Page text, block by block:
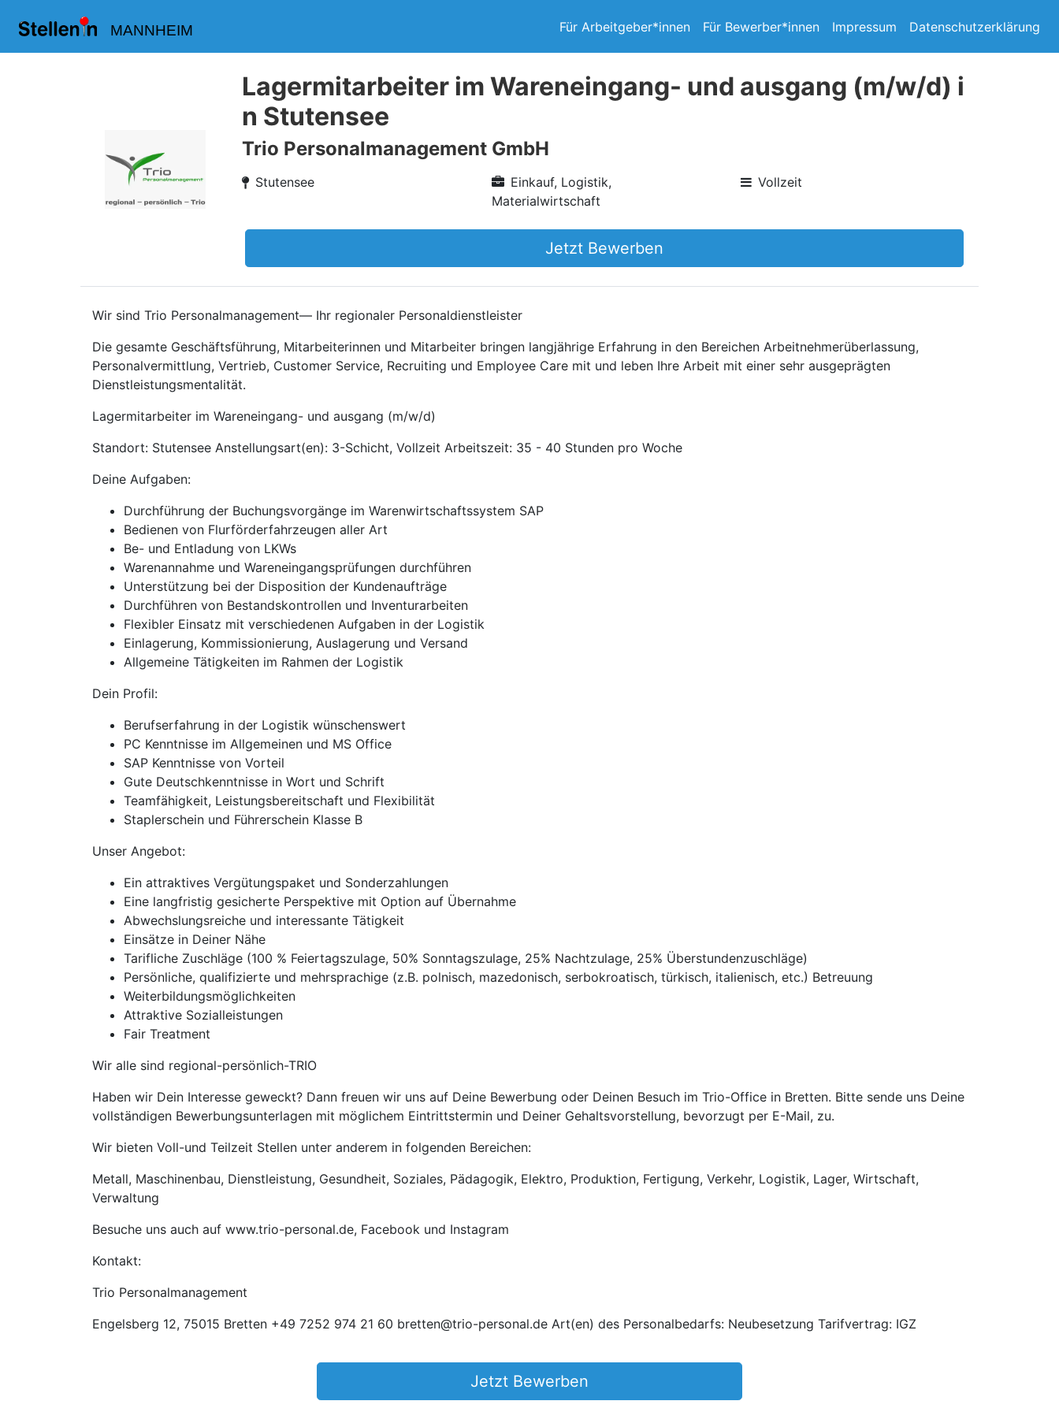
MANNHEIM Für Arbeitgeber*innen Für Bewerber*innen Impressum Datenschutzerklärung
Lagermitarbeiter im Wareneingang- und ausgang (m/w/d) i
n Stutensee
Trio Personalmanagement GmbH
Stutensee
Einkauf, Logistik,
Materialwirtschaft
Vollzeit
Jetzt Bewerben
Wir sind Trio Personalmanagement— Ihr regionaler Personaldienstleister
Die gesamte Geschäftsführung, Mitarbeiterinnen und Mitarbeiter bringen langjährige Erfahrung in den Bereichen Arbeitnehmerüberlassung,
Personalvermittlung, Vertrieb, Customer Service, Recruiting und Employee Care mit und leben Ihre Arbeit mit einer sehr ausgeprägten
Dienstleistungsmentalität.
Lagermitarbeiter im Wareneingang- und ausgang (m/w/d)
Standort: Stutensee Anstellungsart(en): 3-Schicht, Vollzeit Arbeitszeit: 35 - 40 Stunden pro Woche
Deine Aufgaben:
Durchführung der Buchungsvorgänge im Warenwirtschaftssystem SAP
Bedienen von Flurförderfahrzeugen aller Art
Be- und Entladung von LKWs
Warenannahme und Wareneingangsprüfungen durchführen
Unterstützung bei der Disposition der Kundenaufträge
Durchführen von Bestandskontrollen und Inventurarbeiten
Flexibler Einsatz mit verschiedenen Aufgaben in der Logistik
Einlagerung, Kommissionierung, Auslagerung und Versand
Allgemeine Tätigkeiten im Rahmen der Logistik
Dein Profil:
Berufserfahrung in der Logistik wünschenswert
PC Kenntnisse im Allgemeinen und MS Office
SAP Kenntnisse von Vorteil
Gute Deutschkenntnisse in Wort und Schrift
Teamfähigkeit, Leistungsbereitschaft und Flexibilität
Staplerschein und Führerschein Klasse B
Unser Angebot:
Ein attraktives Vergütungspaket und Sonderzahlungen
Eine langfristig gesicherte Perspektive mit Option auf Übernahme
Abwechslungsreiche und interessante Tätigkeit
Einsätze in Deiner Nähe
Tarifliche Zuschläge (100 % Feiertagszulage, 50% Sonntagszulage, 25% Nachtzulage, 25% Überstundenzuschläge)
Persönliche, qualifizierte und mehrsprachige (z.B. polnisch, mazedonisch, serbokroatisch, türkisch, italienisch, etc.) Betreuung
Weiterbildungsmöglichkeiten
Attraktive Sozialleistungen
Fair Treatment
Wir alle sind regional-persönlich-TRIO
Haben wir Dein Interesse geweckt? Dann freuen wir uns auf Deine Bewerbung oder Deinen Besuch im Trio-Office in Bretten. Bitte sende uns Deine
vollständigen Bewerbungsunterlagen mit möglichem Eintrittstermin und Deiner Gehaltsvorstellung, bevorzugt per E-Mail, zu.
Wir bieten Voll-und Teilzeit Stellen unter anderem in folgenden Bereichen:
Metall, Maschinenbau, Dienstleistung, Gesundheit, Soziales, Pädagogik, Elektro, Produktion, Fertigung, Verkehr, Logistik, Lager, Wirtschaft,
Verwaltung
Besuche uns auch auf www.trio-personal.de, Facebook und Instagram
Kontakt:
Trio Personalmanagement
Engelsberg 12, 75015 Bretten +49 7252 974 21 60 bretten@trio-personal.de Art(en) des Personalbedarfs: Neubesetzung Tarifvertrag: IGZ
Jetzt Bewerben